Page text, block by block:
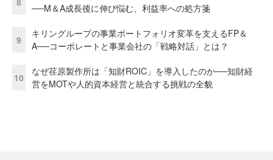
──M＆A成長後に伸び悩む、利益率への処方箋
9
キリングループの事業ポートフォリオ変革を支えるFP＆
A──コーポレートと事業会社の「戦略対話」とは？
10
なぜ荏原製作所は「知財ROIC」を導入したのか──知財経
営をMOTや人的資本経営と統合する挑戦の全貌